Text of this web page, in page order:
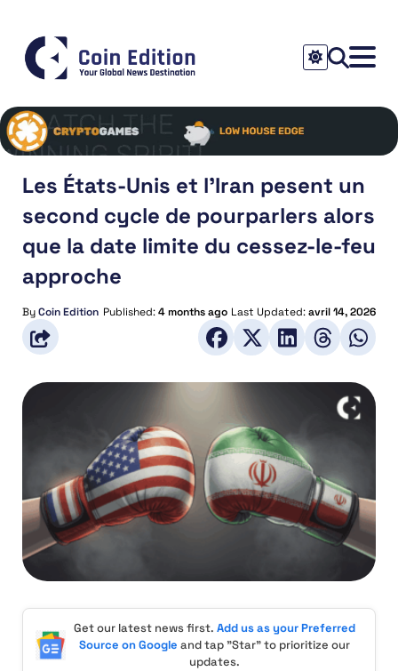
Les États-Unis et l’Iran pesent un
second cycle de pourparlers alors
que la date limite du cessez-le-feu
approche
ByCoin Edition Published:4 months ago Last Updated:avril 14, 2026
Get our latest news first. Add us as your Preferred
Source on Google and tap "Star" to prioritize our
updates.